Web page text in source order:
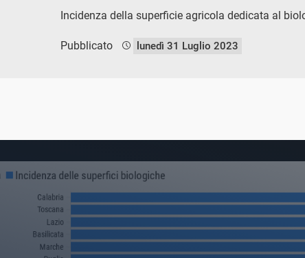
Incidenza della superficie agricola dedicata al
Pubblicato lunedì 31 Luglio 2023